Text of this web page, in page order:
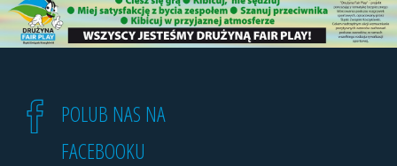
POLUB NAS NA
FACEBOOKU